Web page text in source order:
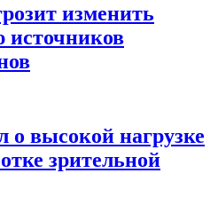
изменить
источников
о высокой нагрузке
зрительной